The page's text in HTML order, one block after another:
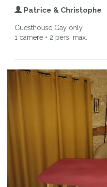
Patrice & Christophe
Guesthouse Gay only
1 camere • 2 pers. max.